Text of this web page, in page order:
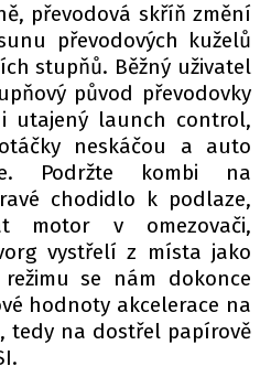
převodová skříň změní
převodových kuželů
stupňů. Běžný uživatel
původ převodovky
utajený launch control,
neskáčou a auto
Podržte kombi na
chodidlo k podlaze,
motor v omezovači,
vystřelí z místa jako
se nám dokonce
hodnoty akcelerace na
tedy na dostřel papírově